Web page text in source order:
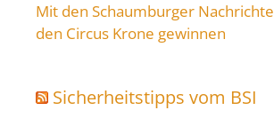
Mit den Schaumburger
den Circus Krone gewinnen
Sicherheitstipps vom BSI